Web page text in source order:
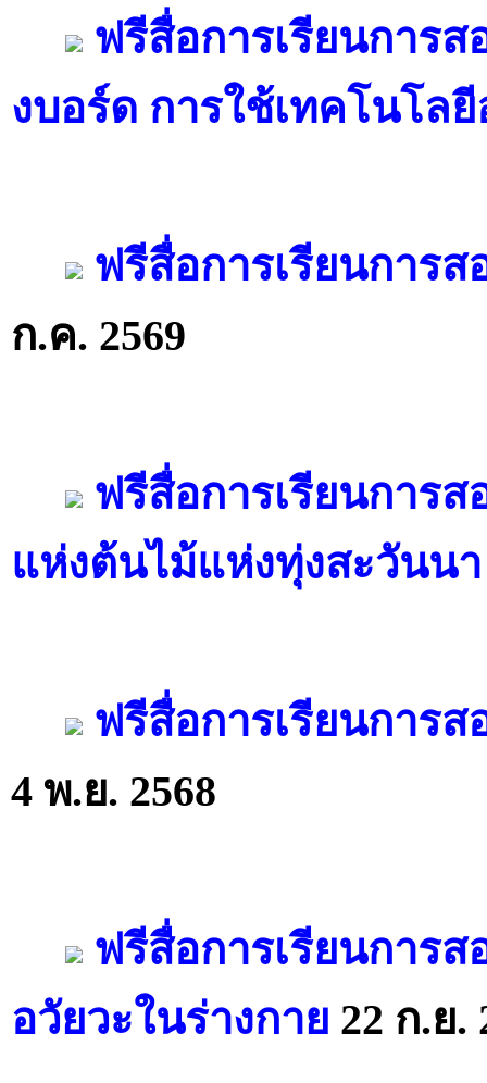
ฟรีสื่อการเรียนการส
งบอร์ด การใช้เทคโนโล
ฟรีสื่อการเรียนการส
ก.ค. 2569
ฟรีสื่อการเรียนการ
แห่งต้นไม้แห่งทุ่งสะวันนา
ฟรีสื่อการเรียนการ
4 พ.ย. 2568
ฟรีสื่อการเรียนการ
อวัยวะในร่างกาย 22 ก.ย.